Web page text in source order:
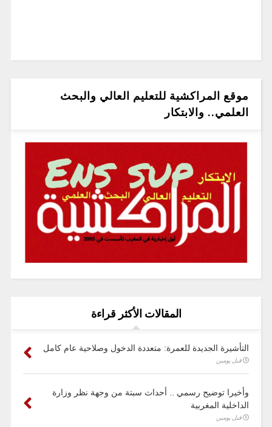
موقع المراكشية للتعليم العالي والبحث
العلمي.. والابتكار
المقالات الأكثر قراءة
التأشيرة الجديدة للعمرة: متعددة الدخول وصلاحية عام كامل
قبل يومين
وأخيرا توضيح رسمي .. أحداث سبتة من وجهة نظر وزارة
الداخلية المغربية
قبل يومين